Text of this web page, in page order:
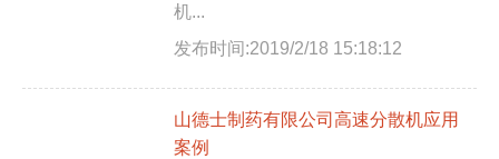
机...
发布时间:2019/2/18 15:18:12
山德士制药有限公司高速分散机应用
案例